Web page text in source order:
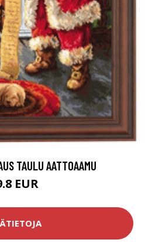
TAULU AATTOAAMU
EUR